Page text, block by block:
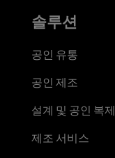
솔루션
공인 유통
공인 제조
설계 및 공인 복제
제조 서비스